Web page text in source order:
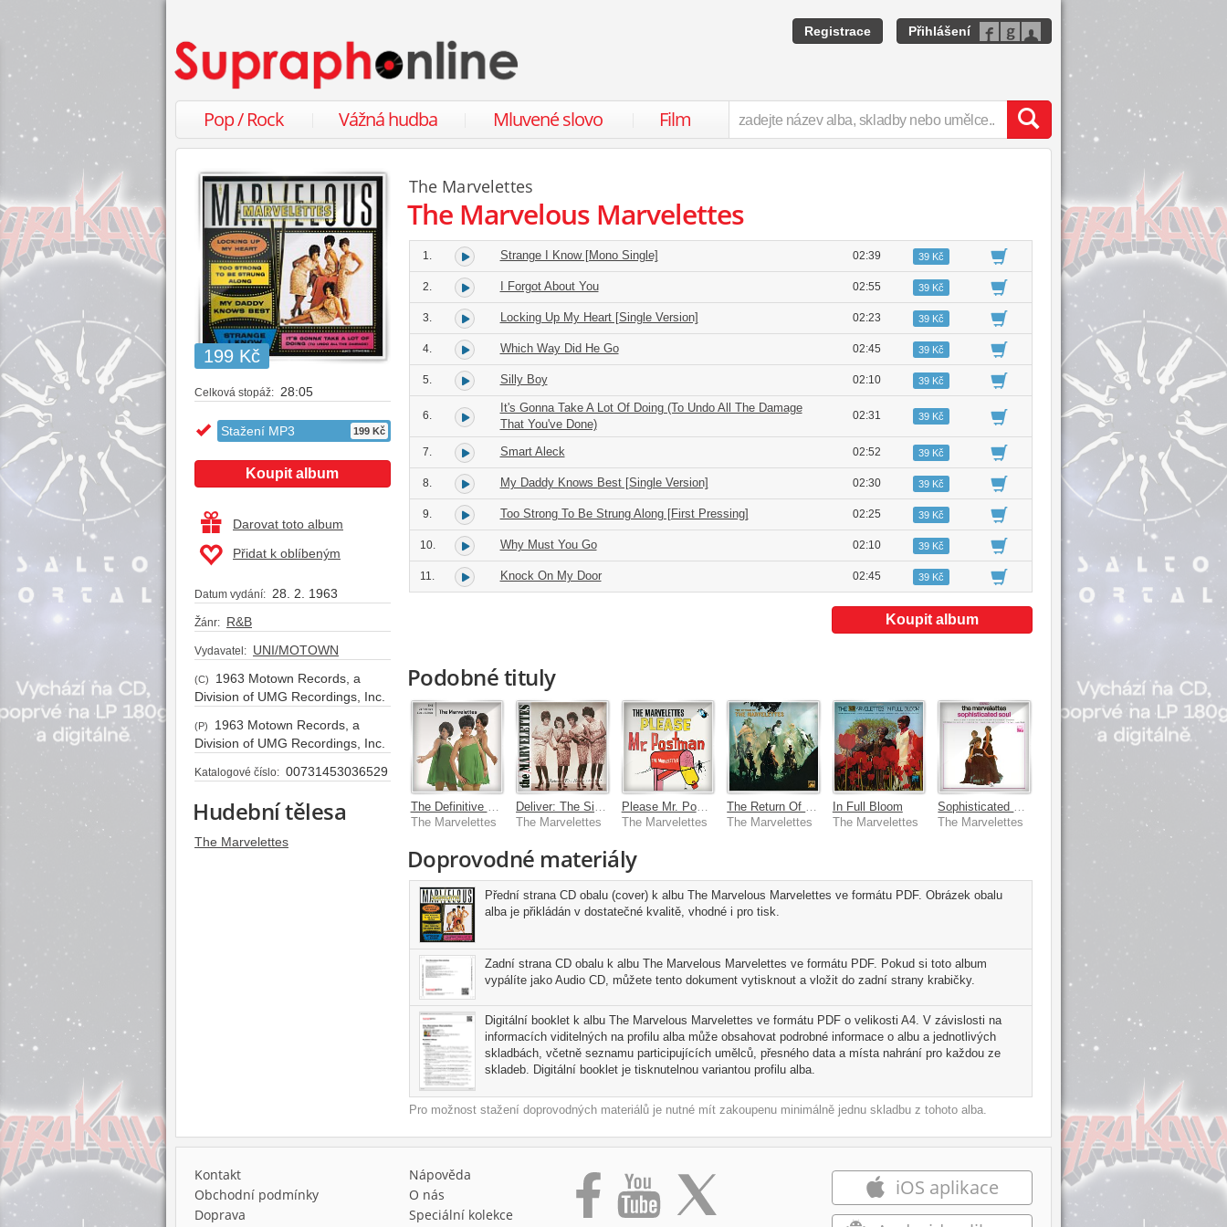
Registrace Přihlášení
Pop / Rock Vážná hudba Mluvené slovo Film
199 Kč
Celková stopáž: 28:05
Stažení MP3 199 Kč
Koupit album
Darovat toto album
Přidat k oblíbeným
Datum vydání: 28. 2. 1963
Žánr: R&B
Vydavatel: UNI/MOTOWN
(C)
1963 Motown Records, a
Division of UMG Recordings, Inc.
(P)
1963 Motown Records, a
Division of UMG Recordings, Inc.
Katalogové číslo: 00731453036529
Hudební tělesa
The Marvelettes
The Marvelettes
The Marvelous Marvelettes
1. Strange I Know [Mono Single] 02:39 39 Kč
2. I Forgot About You 02:55 39 Kč
3. Locking Up My Heart [Single Version] 02:23 39 Kč
4. Which Way Did He Go 02:45 39 Kč
5. Silly Boy 02:10 39 Kč
6.
It's Gonna Take A Lot Of Doing (To Undo All The Damage
That You've Done)
02:31 39 Kč
7. Smart Aleck 02:52 39 Kč
8. My Daddy Knows Best [Single Version] 02:30 39 Kč
9. Too Strong To Be Strung Along [First Pressing] 02:25 39 Kč
10. Why Must You Go 02:10 39 Kč
11. Knock On My Door 02:45 39 Kč
Koupit album
Podobné tituly
The Marvelettes
The Marvelettes
Please Mr. Postman
The Marvelettes
The Marvelettes
In Full Bloom
The Marvelettes
The Marvelettes
Doprovodné materiály
Přední strana CD obalu (cover) k albu The Marvelous Marvelettes ve formátu PDF. Obrázek obalu
alba je přikládán v dostatečné kvalitě, vhodné i pro tisk.
Zadní strana CD obalu k albu The Marvelous Marvelettes ve formátu PDF. Pokud si toto album
vypálíte jako Audio CD, můžete tento dokument vytisknout a vložit do zadní strany krabičky.
Digitální booklet k albu The Marvelous Marvelettes ve formátu PDF o velikosti A4. V závislosti na
informacích viditelných na profilu alba může obsahovat podrobné informace o albu a jednotlivých
skladbách, včetně seznamu participujících umělců, přesného data a místa nahrání pro každou ze
skladeb. Digitální booklet je tisknutelnou variantou profilu alba.
Pro možnost stažení doprovodných materiálů je nutné mít zakoupenu minimálně jednu skladbu z tohoto alba.
Kontakt
Obchodní podmínky
Doprava
Nápověda
O nás
Speciální kolekce
iOS aplikace